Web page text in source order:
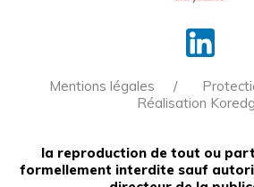
Mentions légales
Réalisation
la reproduction de tout ou
formellement interdite sauf